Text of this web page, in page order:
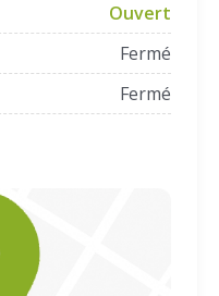
Ouvert
Fermé
Fermé